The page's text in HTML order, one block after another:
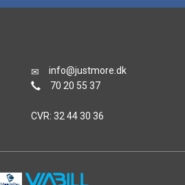
info@justmore.dk
70 20 55 37
CVR: 32 44 30 36